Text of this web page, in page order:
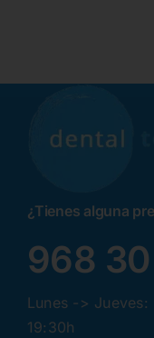
¿Tienes alguna
968
Lunes -> Jueves:
19:30h